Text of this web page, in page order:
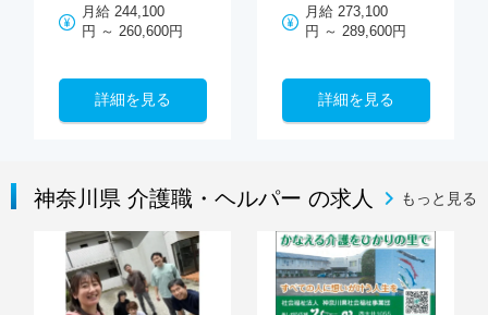
月給 244,100
円 ～ 260,600円
詳細を見る
月給 273,100
円 ～ 289,600円
詳細を見る
神奈川県 介護職・ヘルパー の求人 もっと見る